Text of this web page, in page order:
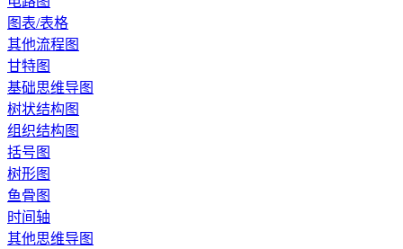
图表/表格
其他流程图
甘特图
基础思维导图
树状结构图
组织结构图
括号图
树形图
鱼骨图
时间轴
其他思维导图